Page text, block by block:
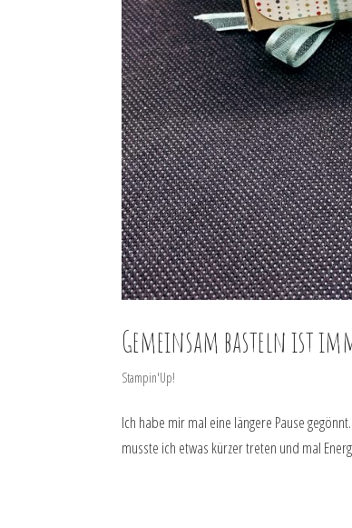
Gemeinsam basteln ist
Stampin'Up!
Ich habe mir mal eine längere Pause
musste ich etwas kürzer treten und mal